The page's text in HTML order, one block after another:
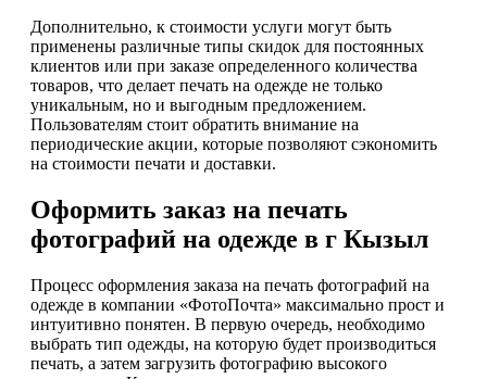
Дополнительно, к стоимости услуги могут быть
применены различные типы скидок для постоянных
клиентов или при заказе определенного количества
товаров, что делает печать на одежде не только
уникальным, но и выгодным предложением.
Пользователям стоит обратить внимание на
периодические акции, которые позволяют сэкономить
на стоимости печати и доставки.
Оформить заказ на печать
фотографий на одежде в г Кызыл
Процесс оформления заказа на печать фотографий на
одежде в компании «ФотоПочта» максимально прост и
интуитивно понятен. В первую очередь, необходимо
выбрать тип одежды, на которую будет производиться
печать, а затем загрузить фотографию высокого